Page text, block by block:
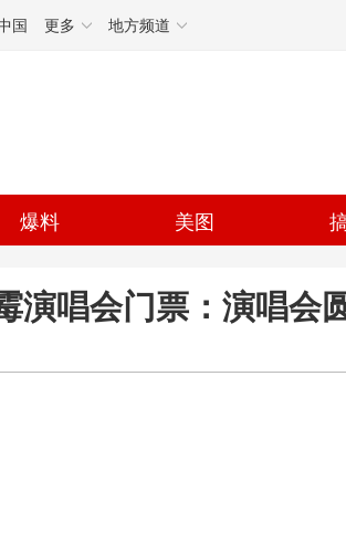
国 更多 地方频道
爆料 美图
演唱会门票：演唱会